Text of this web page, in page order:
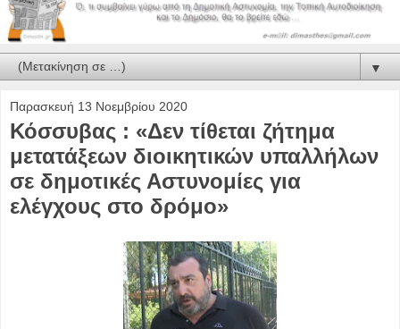
▼
Παρασκευή 13 Νοεμβρίου 2020
Κόσσυβας : «Δεν τίθεται ζήτημα
μετατάξεων διοικητικών υπαλλήλων
σε δημοτικές Αστυνομίες για
ελέγχους στο δρόμο»